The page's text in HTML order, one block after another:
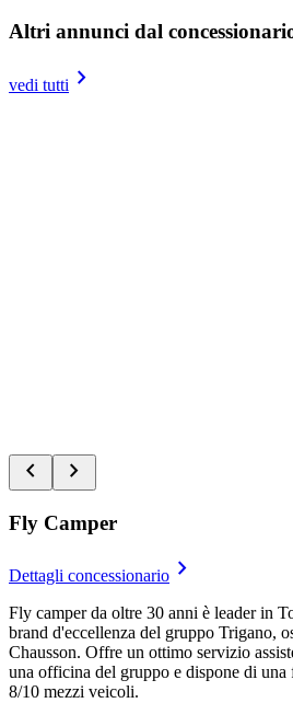
Altri annunci dal
vedi tutti keyboard_arrow_right
chevron_left chevron_right
Fly Camper
Dettagli concessionario keyboard_arrow_right
Fly camper da oltre 30 anni è leader in
brand d'eccellenza del gruppo Trigano,
Chausson. Offre un ottimo servizio
una officina del gruppo e dispone di
8/10 mezzi veicoli.